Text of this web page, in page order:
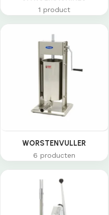
1 product
WORSTENVULLER
6 producten